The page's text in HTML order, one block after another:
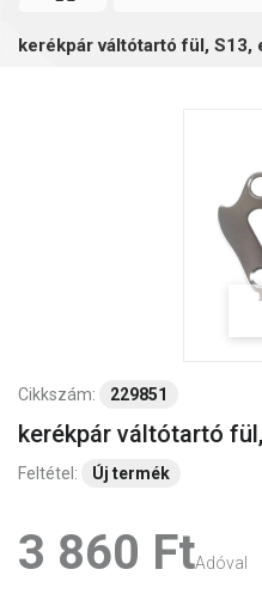
kerékpár váltótartó fül, S13,
Cikkszám: 229851
kerékpár váltótartó
Feltétel: Új termék
3 860 Ft‎Adóval